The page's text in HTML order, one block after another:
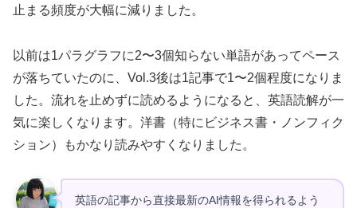
止まる頻度が大幅に減りました。
以前は1パラグラフに2〜3個知らない単語があってペース
が落ちていたのに、Vol.3後は1記事で1〜2個程度になりま
した。流れを止めずに読めるようになると、英語読解が一
気に楽しくなります。洋書（特にビジネス書・ノンフィク
ション）もかなり読みやすくなりました。
英語の記事から直接最新のAI情報を得られるよう